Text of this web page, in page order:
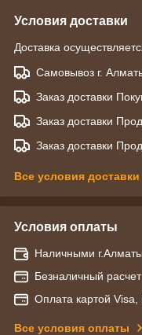
Условия доставки
Доставка
Самовывоз г.
Заказ доставки
Заказ доставки
Заказ доставки
Все условия доставки
Условия оплаты
Наличными г.Алматы
Безналичный расчет
Оплата картой
Все условия оплаты